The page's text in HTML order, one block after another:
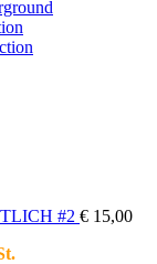
#2 € 15,00